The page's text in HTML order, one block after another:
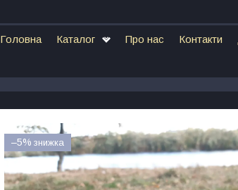
Головна Каталог Про нас Контакти
–5%